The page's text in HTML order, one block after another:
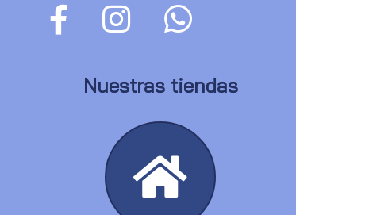
Nuestras tiendas